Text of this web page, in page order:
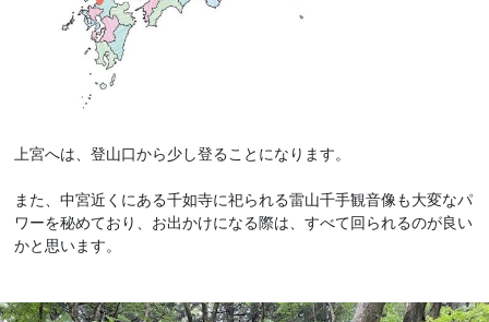
上宮へは、登山口から少し登ることになります。
また、中宮近くにある千如寺に祀られる雷山千手観音像も大変なパ
ワーを秘めており、お出かけになる際は、すべて回られるのが良い
かと思います。